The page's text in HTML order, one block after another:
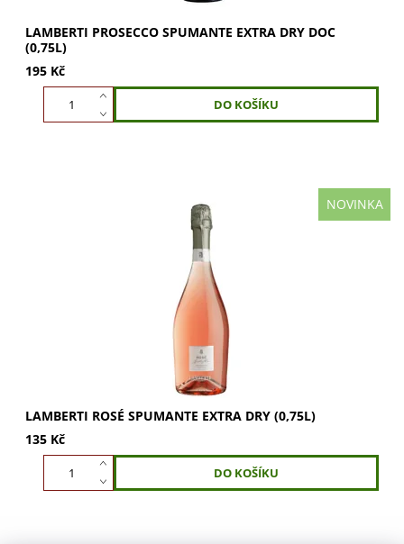
LAMBERTI PROSECCO SPUMANTE EXTRA DRY DOC
(0,75L)
195 Kč
NOVINKA
LAMBERTI Rosé Spumante Extra Dry: osvěžující šumivé
víno z Trevisa. Jemné květinové tóny, svěží ovocná chuť.
Ideální k předkrmům, masu i dezertům....
LAMBERTI ROSÉ SPUMANTE EXTRA DRY (0,75L)
135 Kč